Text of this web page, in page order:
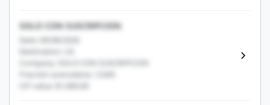
SOLO CON SUSCRIPCION
Date: 09/08/2026
Destination: US
Company: SOLO CON SUSCRIPCION
Fracción arancelaria: 12345
CIF value: $1,000.00